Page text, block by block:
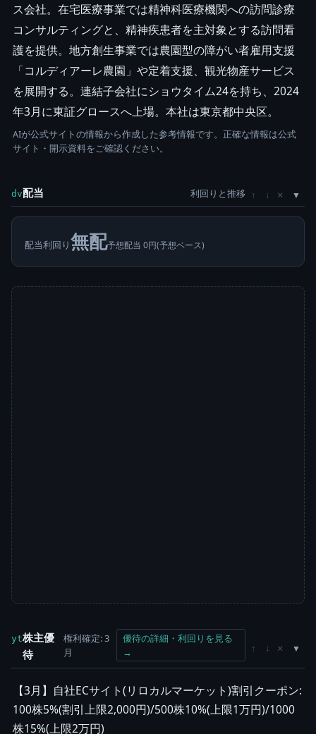
ス会社。在宅医療事業では精神科医療機関への訪問診療
コンサルティングと、精神疾患者を主対象とする訪問看
護を提供。地方創生事業では農園型の障がい者雇用支援
「コルディアーレ農園」や定着支援、観光物産サービス
を展開する。連結子会社にショウタイム24を持ち、2024
年3月に東証グロースへ上場。本社は東京都中央区。
AIが公式サイトの情報から作成した参考情報です。正確な情報は公式
サイト・開示資料をご確認ください。
dv配当 利回りと推移 ↑ ↓ ×
配当利回り無配予想配当 0円(予想ベース)
yt株主優
待
権利確定: 3
月
優待の詳細・利回りを見る
→
↑ ↓ ×
【3月】自社ECサイト(リロカルマーケット)割引クーポン:
100株5%(割引上限2,000円)/500株10%(上限1万円)/1000
株15%(上限2万円)